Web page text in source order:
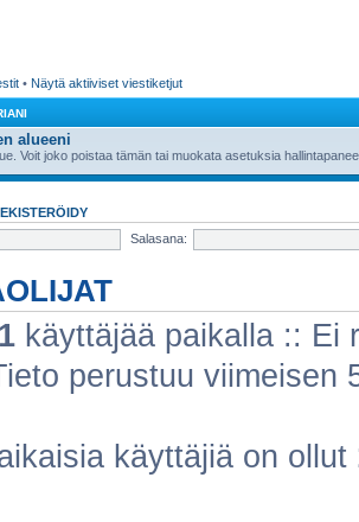
• Näytä aktiiviset viestiketjut
alueeni
Voit joko poistaa tämän tai muokata asetuksia
Salasana:
1 käyttäjää paikalla :: Ei
perustuu viimeisen
käyttäjiä on ollut